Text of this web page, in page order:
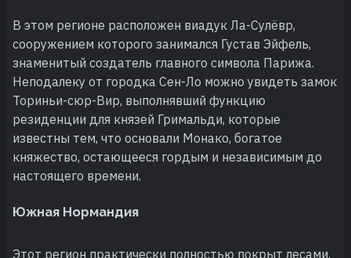
В этом регионе расположен виадук Ла-Сулёвр,
сооружением которого занимался Густав Эйфель,
знаменитый создатель главного символа Парижа.
Неподалеку от городка Сен-Ло можно увидеть замок
Ториньи-сюр-Вир, выполнявший функцию
резиденции для князей Гримальди, которые
известны тем, что основали Монако, богатое
княжество, остающееся гордым и независимым до
настоящего времени.
Южная Нормандия
Этот регион практически полностью покрыт лесами,